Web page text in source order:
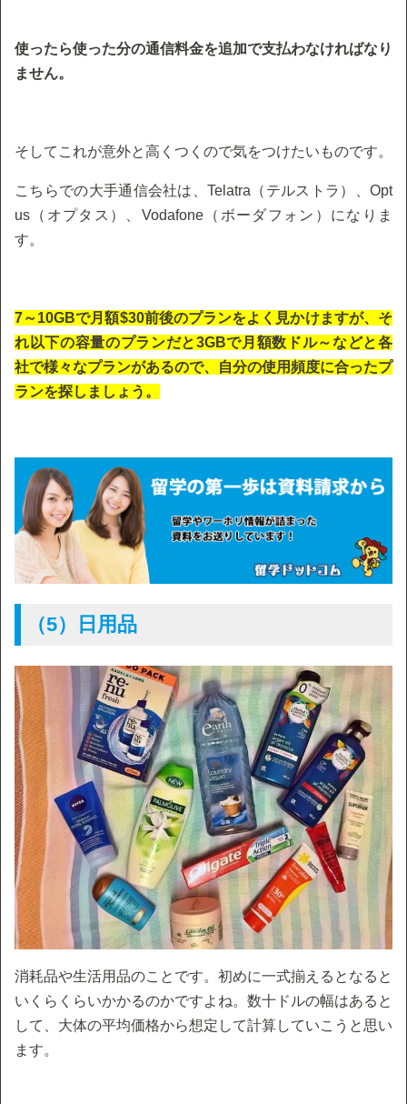
使ったら使った分の通信料金を追加で支払わなければなり
ません。
そしてこれが意外と高くつくので気をつけたいものです。
こちらでの大手通信会社は、Telatra（テルストラ）、Opt
us（オプタス）、Vodafone（ボーダフォン）になりま
す。
7～10GBで月額$30前後のプランをよく見かけますが、そ
れ以下の容量のプランだと3GBで月額数ドル～などと各
社で様々なプランがあるので、自分の使用頻度に合ったプ
ランを探しましょう。
（5）日用品
消耗品や生活用品のことです。初めに一式揃えるとなると
いくらくらいかかるのかですよね。数十ドルの幅はあると
して、大体の平均価格から想定して計算していこうと思い
ます。